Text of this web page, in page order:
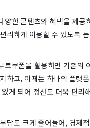
양한 콘텐츠와 혜택을 제공
리하게 이용할 수 있도록
료쿠폰을 활용하면 기존의
하고, 이제는 하나의 플랫
게 되어 정산도 더욱 편리
담도 크게 줄어들어, 경제